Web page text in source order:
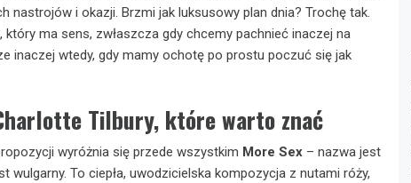
nastrojów i okazji. Brzmi jak luksusowy plan dnia? Trochę tak.
ma sens, zwłaszcza gdy chcemy pachnieć inaczej na
inaczej wtedy, gdy mamy ochotę po prostu poczuć się jak
Tilbury, które warto znać
wyróżnia się przede wszystkim More Sex – nazwa jest
wulgarny. To ciepła, uwodzicielska kompozycja z nutami róży,